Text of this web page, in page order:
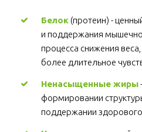
Белок (протеин) -
и поддержания
процесса снижения
более длительное
Ненасыщенные жиры
формировании
поддержании